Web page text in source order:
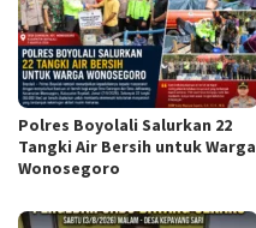
Polres Boyolali Salurkan 22
Tangki Air Bersih untuk Warga
Wonosegoro